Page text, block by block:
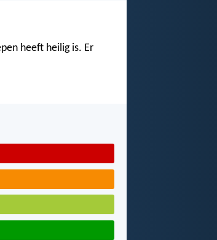
heeft heilig is. Er